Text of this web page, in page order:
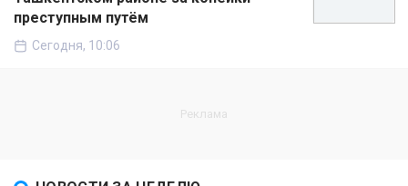
преступным путём
Сегодня, 10:06